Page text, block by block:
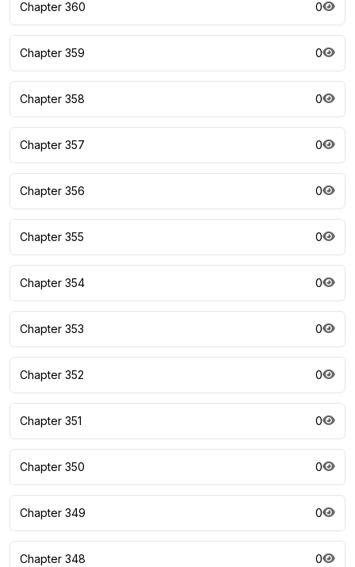
Chapter 360 0
Chapter 359 0
Chapter 358 0
Chapter 357 0
Chapter 356 0
Chapter 355 0
Chapter 354 0
Chapter 353 0
Chapter 352 0
Chapter 351 0
Chapter 350 0
Chapter 349 0
Chapter 348 0